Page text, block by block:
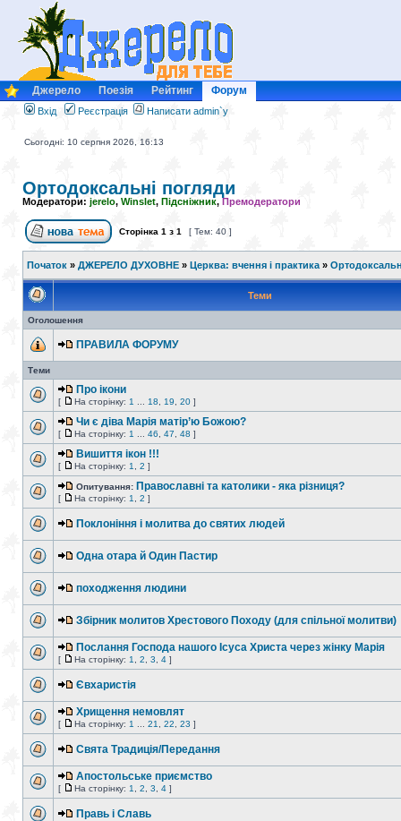
Джерело Поезія Рейтинг Форум
Вхід Реєстрація Написати admin`у
Сьогодні: 10 серпня 2026, 16:13
Ортодоксальні погляди
Модератори: jerelo, Winslet, Підсніжник, Премодератори
Сторінка 1 з 1 [ Тем: 40 ]
Початок » ДЖЕРЕЛО ДУХОВНЕ » Церква: вчення і практика »
Теми
Оголошення
ПРАВИЛА ФОРУМУ
Теми
Про ікони
[ На сторінку: 1 18 19 20 ]
Чи є діва Марія матір’ю Божою?
[ На сторінку: 1 46 47 48 ]
Вишиття ікон !!!
[ На сторінку: 1 2 ]
Опитування: Православні та католики - яка різниця?
[ На сторінку: 1 2 ]
Поклоніння і молитва до святих людей
Одна отара й Один Пастир
походження людини
Збірник молитов Хрестового Походу (для спільної молитви)
Послання Господа нашого Ісуса Христа через жінку Марія
[ На сторінку: 1 2 3 4 ]
Євхаристія
Хрищення немовлят
[ На сторінку: 1 21 22 23 ]
Свята Традиція/Передання
Апостольське приємство
[ На сторінку: 1 2 3 4 ]
Правь і Славь